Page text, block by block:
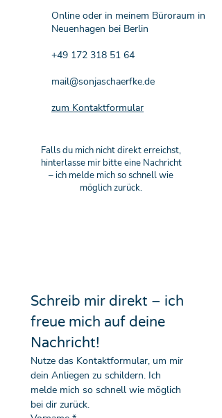
Online oder in meinem Büroraum in
Neuenhagen bei Berlin
+49 172 318 51 64
mail@sonjaschaerfke.de
zum Kontaktformular
Falls du mich nicht direkt erreichst,
hinterlasse mir bitte eine Nachricht
– ich melde mich so schnell wie
möglich zurück.
Schreib mir direkt – ich
freue mich auf deine
Nachricht!
Nutze das Kontaktformular, um mir
dein Anliegen zu schildern. Ich
melde mich so schnell wie möglich
bei dir zurück.